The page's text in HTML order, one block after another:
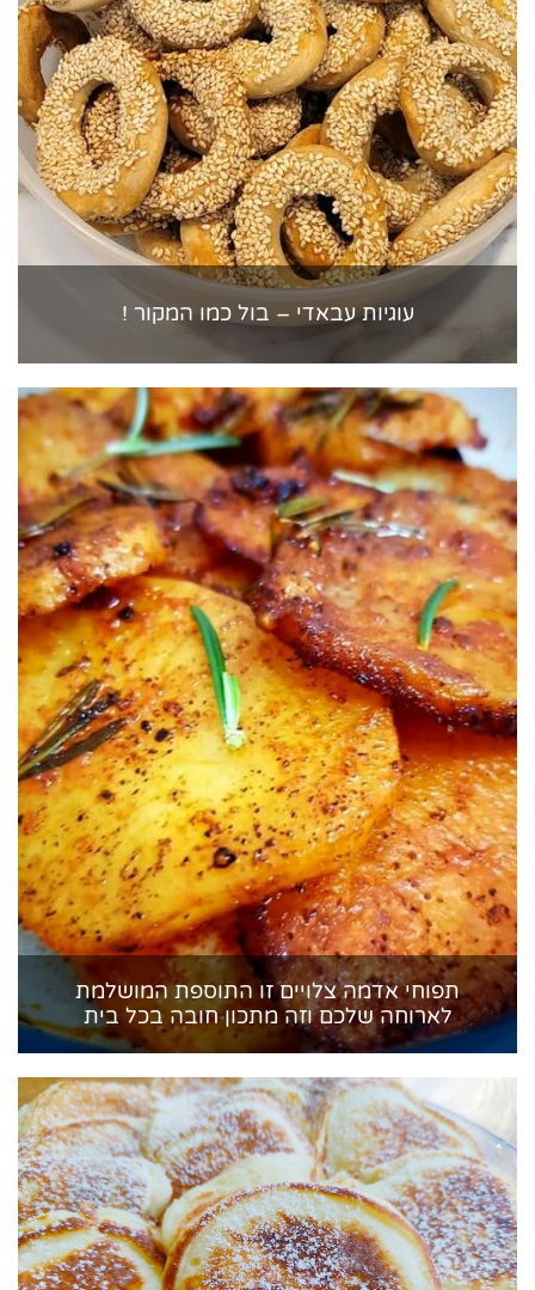
עוגיות עבאדי – בול כמו המקור !
תפוחי אדמה צלויים זו התוספת המושלמת
לארוחה שלכם וזה מתכון חובה בכל בית